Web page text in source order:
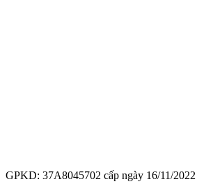
GPKD: 37A8045702 cấp ngày 16/11/2022